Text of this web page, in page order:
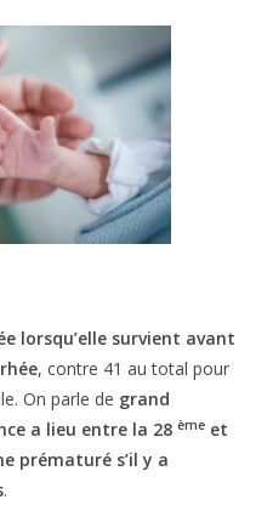
lorsqu’elle survient avant
, contre 41 au total pour
On parle de grand
a lieu entre la 28ème et
prématuré s’il y a
.